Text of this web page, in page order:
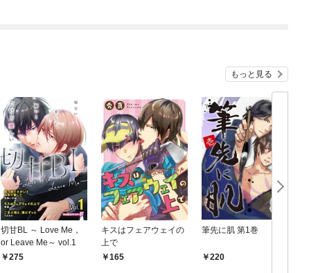
もっと見る
切甘BL ～ Love Me，
or Leave Me～ vol.1
275
キスはフェアウェイの
上で
165
筆先に肌 第1巻
220